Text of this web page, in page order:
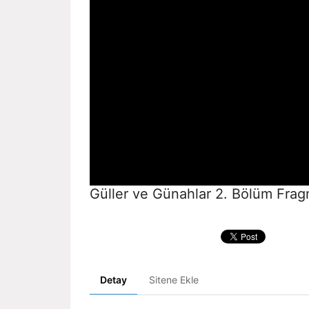
Güller ve Günahlar 2. Bölüm
Detay Sitene Ekle